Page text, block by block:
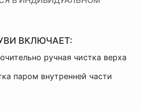
ВКЛЮЧАЕТ:
ручная чистка верха
паром внутренней части